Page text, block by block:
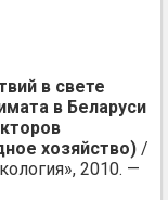
в свете
в Беларуси
хозяйство) /
2010. —